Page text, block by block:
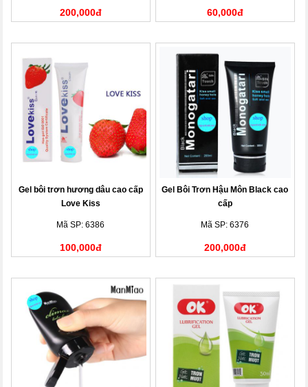
200,000đ 60,000đ
Gel bôi trơn hương dâu cao cấp
Love Kiss
Mã SP: 6386
100,000đ
Gel Bôi Trơn Hậu Môn Black cao
cấp
Mã SP: 6376
200,000đ